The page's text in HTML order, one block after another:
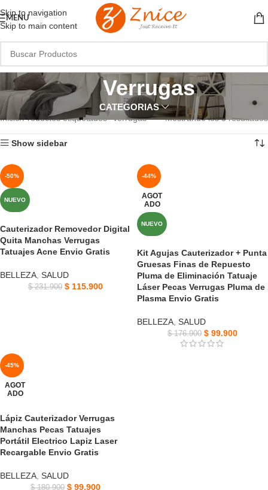
Skip to navigation
Skip to main content
MENU
Verrugas
CATEGORIAS
Inicio Productos etiquetados “Verrugas” Mostrando los 3 resultados
Show sidebar
-50%
NUEVO
Cauterizador Removedor Digital
Quita Manchas Verrugas
Tatuajes Acne Envio Gratis
BELLEZA SALUD
$231.900 $ 115.900
-44%
AGOT
ADO
NUEVO
Kit Agujas Cauterizador + Punta
Gruesas Finas de Repuesto
Pluma de Eliminación Tatuaje
Láser Pecas Verrugas Pluma de
Plasma Envio Gratis
BELLEZA SALUD
$176.900 $ 99.900
-45%
AGOT
ADO
Lápiz Cauterizador Verrugas
Manchas Pecas Tatuajes
Portátil Electrico Lapiz Laser
Recargable Envio Gratis
BELLEZA SALUD
$180.900 $ 99.900